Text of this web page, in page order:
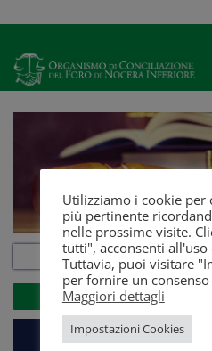
ACCEDI ALLA
PIATTAFORMA
Utilizziamo i cookie per
più pertinente
nelle prossime visite.
tutti", acconsenti all'uso
Tuttavia, puoi visitare
per fornire un
Maggiori dettagli
Impostazioni Cookies